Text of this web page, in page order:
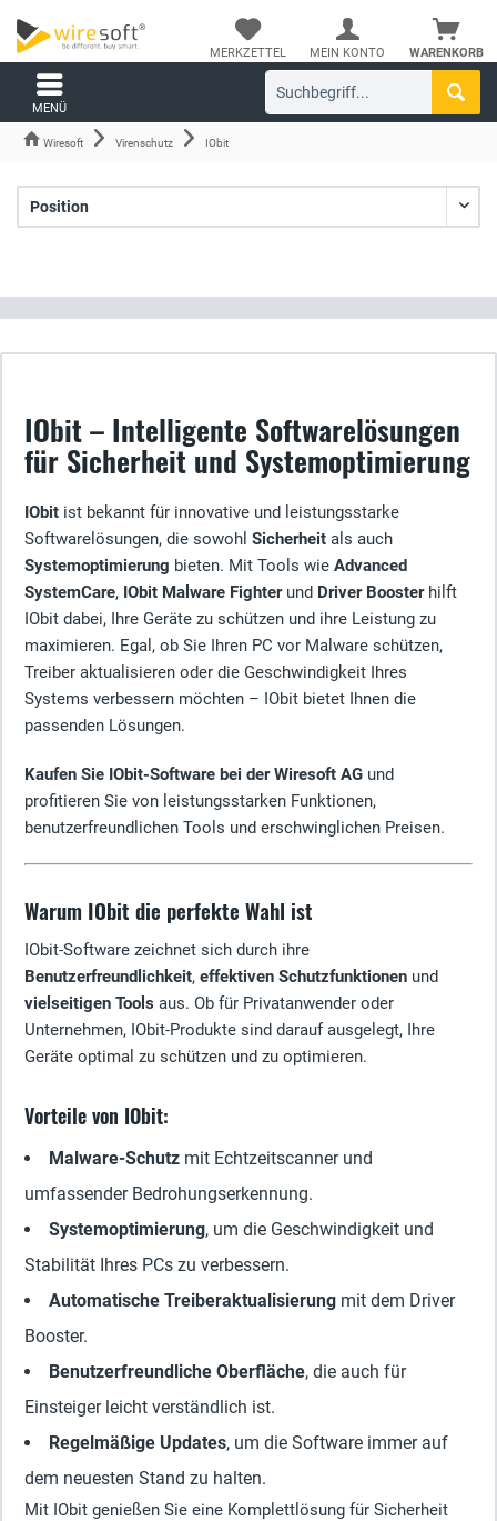
WARENKORB
MERKZETTEL MEIN KONTO
MENÜ
Wiresoft Virenschutz IObit
IObit – Intelligente Softwarelösungen
für Sicherheit und Systemoptimierung
IObit ist bekannt für innovative und leistungsstarke
Softwarelösungen, die sowohl Sicherheit als auch
Systemoptimierung bieten. Mit Tools wie Advanced
SystemCare, IObit Malware Fighterund Driver Boosterhilft
IObit dabei, Ihre Geräte zu schützen und ihre Leistung zu
maximieren. Egal, ob Sie Ihren PC vor Malware schützen,
Treiber aktualisieren oder die Geschwindigkeit Ihres
Systems verbessern möchten – IObit bietet Ihnen die
passenden Lösungen.
Kaufen Sie IObit-Software bei der Wiresoft AG und
profitieren Sie von leistungsstarken Funktionen,
benutzerfreundlichen Tools und erschwinglichen Preisen.
Warum IObit die perfekte Wahl ist
IObit-Software zeichnet sich durch ihre
Benutzerfreundlichkeit, effektiven Schutzfunktionen und
vielseitigen Tools aus. Ob für Privatanwender oder
Unternehmen, IObit-Produkte sind darauf ausgelegt, Ihre
Geräte optimal zu schützen und zu optimieren.
Vorteile von IObit:
Malware-Schutz mit Echtzeitscanner und
umfassender Bedrohungserkennung.
Systemoptimierung, um die Geschwindigkeit und
Stabilität Ihres PCs zu verbessern.
Automatische Treiberaktualisierung mit dem Driver
Booster.
Benutzerfreundliche Oberfläche, die auch für
Einsteiger leicht verständlich ist.
Regelmäßige Updates, um die Software immer auf
dem neuesten Stand zu halten.
Mit IObit genießen Sie eine Komplettlösung für Sicherheit